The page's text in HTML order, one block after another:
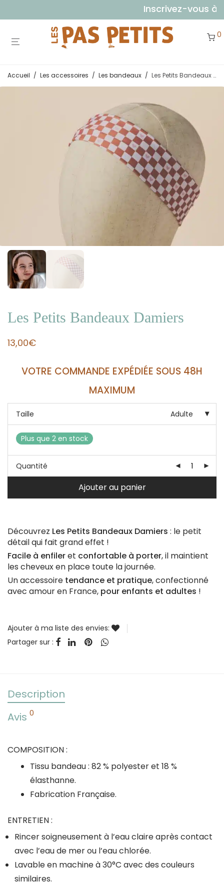
Inscrivez-vous à
0
Accueil / Les accessoires / Les bandeaux / Les Petits Bandeaux Damiers
Les Petits Bandeaux Damiers
13,00€
Découvrez Les Petits Bandeaux Damiers : le petit
détail qui fait grand effet !
Facile à enfileret confortable à porter, il maintient
les cheveux en place toute la journée.
Un accessoire tendance et pratique, confectionné
avec amour en France, pour enfants et adultes !
VOTRE COMMANDE EXPÉDIÉE SOUS 48H
MAXIMUM
Taille Adulte
Plus que 2 en stock
Quantité
Ajouter au panier
Ajouter à ma liste des envies:
Partager sur :
Description
Avis 0
COMPOSITION :
Tissu bandeau : 82 % polyester et 18 %
élasthanne.
Fabrication Française.
ENTRETIEN :
Rincer soigneusement à l’eau claire après contact
avec l’eau de mer ou l’eau chlorée.
Lavable en machine à 30°C avec des couleurs
similaires.